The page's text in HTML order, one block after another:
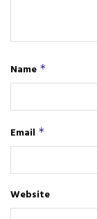
Name *
Email *
Website